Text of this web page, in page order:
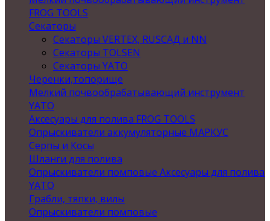
FROG TOOLS
Секаторы
Секаторы VERTEX, RUSСАД и NN
Секаторы TOLSEN
Секаторы YATO
Черенки,топорище
Мелкий почвообрабатывающий инструмент
YATO
Аксесуары для полива FROG TOOLS
Опрыскиватели аккумуляторные МАРКУС
Серпы и Косы
Шланги для полива
Опрыскиватели помповые Аксесуары для полива
YATO
Грабли, тяпки, вилы
Опрыскиватели помповые